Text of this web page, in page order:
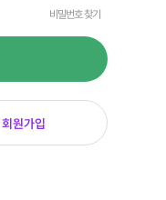
비밀번호 찾기
회원가입